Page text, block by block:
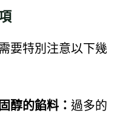
要特別注意以下幾
醇的餡料： 過多的